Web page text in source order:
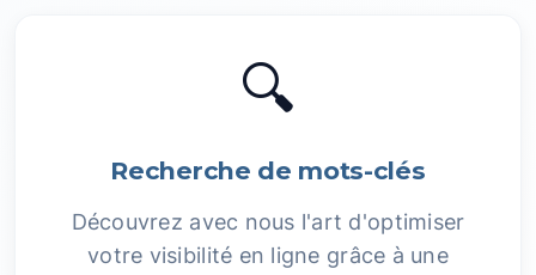
🔍
Recherche de mots-clés
Découvrez avec nous l'art d'optimiser
votre visibilité en ligne grâce à une